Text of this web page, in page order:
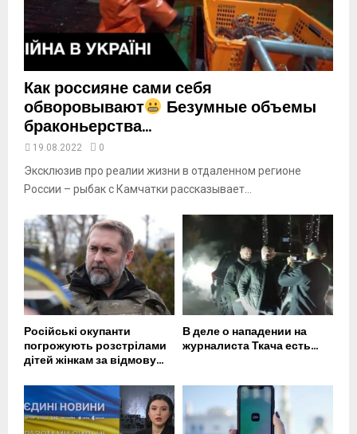
b
e
Как россияне сами себя
обворовывают Безумные объемы
браконьерства...
19.08.2022 0
Эксклюзив про реалии жизни в отдаленном регионе
России – рыбак с Камчатки рассказывает...
Російські окупанти
погрожують розстрілами
дітей жінкам за відмову...
В деле о нападении на
журналиста Ткача есть...